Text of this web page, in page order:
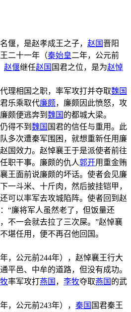
偃，是赵孝成王之子， 赵国 晋阳
二十一年（秦始皇二年，公元前
赵偃继任赵国 国君之位，是为赵悼
理相国之职，率军攻打并夺取魏国
乐乘取代廉颇，廉颇因此愤怒，攻
颇便逃奔到 魏国 的都城大梁。
得不到 魏国 国君的信任与重用。此
多次遭秦军围困，就想重新任用廉
国效力。赵悼襄王于是派使者前往
职干事。廉颇的仇人郭开用重金贿
王面前说廉颇的坏话。使者会见廉
一斗米、十斤肉，然后披挂铠甲，
可以率军去攻城陷阵。使者回到赵
“廉将军人虽然老了，但饭量还
不一会就去拉了三次屎。”赵悼襄
堪任用，便不再召他回国。
，公元前244年），赵悼襄王行大
平邑、中牟的道路，但没有成功。
率军攻打燕国 ， 李牧夺取燕国 的武
，公元前243年）， 秦国 国君秦王